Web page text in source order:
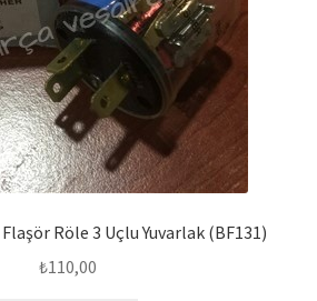
Röle 3 Uçlu Yuvarlak (BF131)
₺110,00